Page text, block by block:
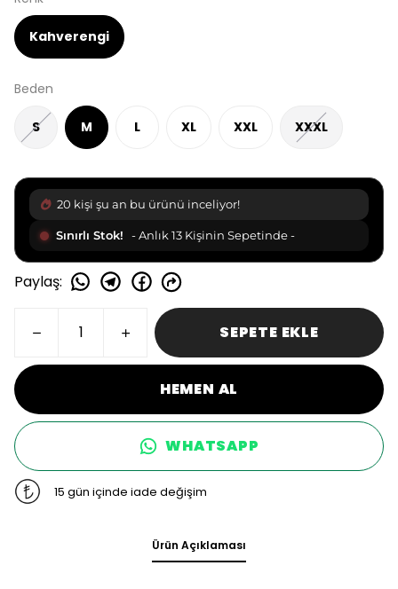
Kahverengi
Beden
S M L XL XXL XXXL
22 kişi şu an bu ürünü inceliyor!
Sınırlı Stok! - Anlık 13 Kişinin Sepetinde -
Paylaş:
SEPETE EKLE
HEMEN AL
WHATSAPP
15 gün içinde iade değişim
Ürün Açıklaması